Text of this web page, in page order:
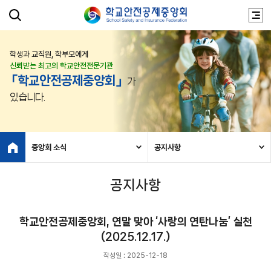
학생과 교직원, 학부모에게
신뢰받는 최고의 학교안전전문기관
「학교안전공제중앙회」
가
있습니다.
중앙회 소식 공지사항
공지사항
학교안전공제중앙회, 연말 맞아 ‘사랑의 연탄나눔’ 실천
(2025.12.17.)
작성일 : 2025-12-18